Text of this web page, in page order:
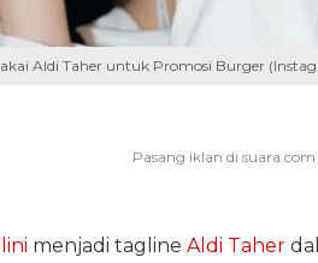
Aldi Taher untuk Promosi Burger
menjadi tagline Aldi Taher